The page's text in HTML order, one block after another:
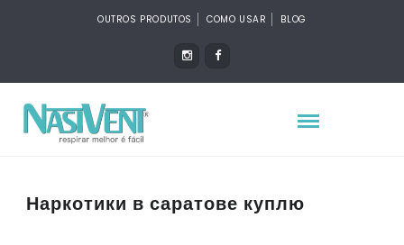
OUTROS PRODUTOS COMO USAR BLOG
Наркотики в саратове куплю